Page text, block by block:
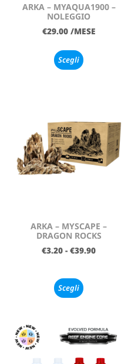
ARKA – MYAQUA1900 –
NOLEGGIO
€29.00 /MESE
Scegli
ARKA – MYSCAPE –
DRAGON ROCKS
€3.20 - €39.90
Scegli